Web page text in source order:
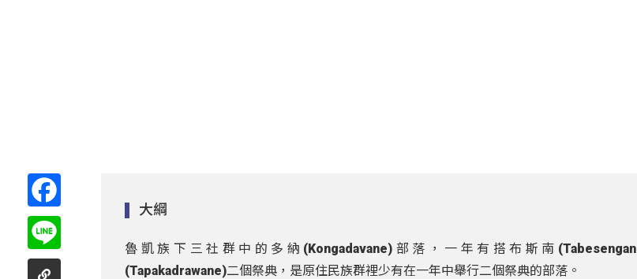
大綱
魯凱族下三社群中的多納(Kongadavane)部落，一年有搭布斯南
(Tapakadrawane)二個祭典，是原住民族群裡少有在一年中舉行二個祭典的部落。